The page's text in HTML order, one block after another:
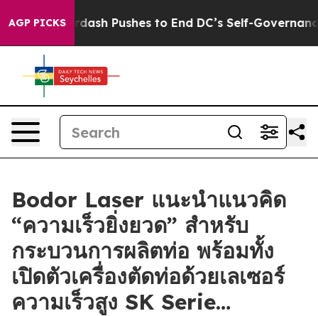
AGP PICKS
Doordash Pushes to End DC’s Self-Governance
Bodor Laser แนะนำแนวคิด
“ความเร็วยิ่งยวด” สำหรับ
กระบวนการผลิตท่อ พร้อมทั้ง
เปิดตัวเครื่องตัดท่อด้วยเลเซอร์
ความเร็วสูง SK Serie…